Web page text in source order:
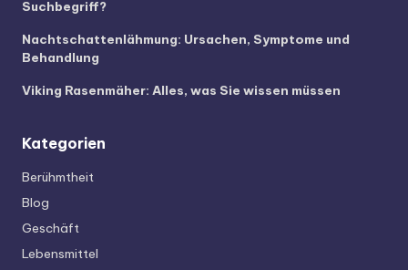
Suchbegriff?
Nachtschattenlähmung: Ursachen, Symptome und
Behandlung
Viking Rasenmäher: Alles, was Sie wissen müssen
Kategorien
Berühmtheit
Blog
Geschäft
Lebensmittel